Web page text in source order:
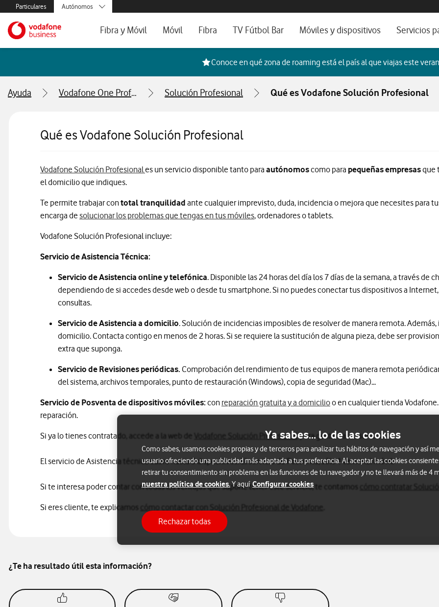
Menús secundarios. Enlace a particulares, empresas y autónomos, ayuda e idioma
Particulares
Menus de segmentación para empresas y autónomos
Autónomos
y AA.PP.
Ir a la pagina principal de vodafone.esFibra y Móvil
Configura tu tarifa
Mi Negocio Pro
Móvil
Tarifas de Móvil
Líneas adicionales
Fibra
Tarifas de Fibra óptica
Cobertura de Fibra
Teléfono fijo
TV Fútbol Bar Móviles y dispositivos
Catálogo de móviles
Ordenadores
Ver todos
Servicios
Servicios
Por ser
Blog
Conoce en qué zona de roaming está el país al que viajas este
Ayuda Vodafone One Profesional Solución Profesional Qué es Vodafone Solución Profesional
Qué es Vodafone Solución Profesional
Vodafone Solución Profesionales un servicio disponible tanto para autónomoscomo para pequeñas empresasque
el domicilio que indiques.
Te permite trabajar contotal tranquilidad ante cualquier imprevisto, duda, incidencia o mejora que necesites para
encarga de solucionar los problemas que tengas en tus móviles, ordenadores o tablets.
Vodafone Solución Profesional incluye:
Servicio de Asistencia Técnica:
Servicio de Asistencia online y telefónica. Disponible las 24 horas del día los 7 días de la semana, a través de
dependiendo de si accedes desde web o desde tu smartphone. Si no puedes conectar tus dispositivos a
consultas.
Servicio de Asistencia a domicilio. Solución de incidencias imposibles de resolver de manera remota.
domicilio. Contacta contigo en menos de 2 horas. Si se requiere la sustitución de alguna pieza, debe ser
extra que suponga.
Servicio de Revisiones periódicas. Comprobación del rendimiento de tus equipos de manera remota
del sistema, archivos temporales, punto de restauración (Windows), copia de seguridad (Mac)...
Servicio de Posventa de dispositivos móviles: con reparación gratuita y a domicilioo en cualquier tienda
reparación.
Si ya lo tienes contratado, accede a la web de Vodafone Solución Profesionalpara gestionar tu servicio.
El servicio de Asistencia técnica cubre hasta 3 dispositivos. El servicio de Posventa, sólo 1 terminal móvil.
Si te interesa poder contar con todas las ventajas que supone tener este servicio, te contamos cómo contratar
Si eres cliente, te explicamos cómo contactar con Solución Profesional de Vodafone
¿Te ha resultado útil esta información?
Ya sabes... lo de las cookies
Como sabes, usamos cookies propias y de terceros para analizar tus hábitos de navegación y así
usuario ofreciendo una publicidad más adaptada a tus preferencia. Al aceptar las cookies
retirar tu consentimiento sin problema en las funciones de tu navegador y no te llevará más de 4
nuestra política de cookies.Y aquíConfigurar cookies
Rechazar todas